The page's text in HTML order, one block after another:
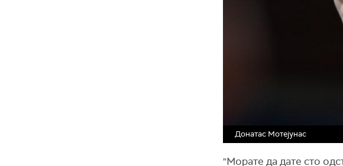
Донатас Мотејунас
"Морате да дате сто